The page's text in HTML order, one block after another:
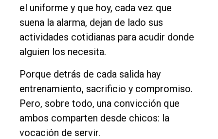
el uniforme y que hoy, cada vez que
suena la alarma, dejan de lado sus
actividades cotidianas para acudir donde
alguien los necesita.
Porque detrás de cada salida hay
entrenamiento, sacrificio y compromiso.
Pero, sobre todo, una convicción que
ambos comparten desde chicos: la
vocación de servir.